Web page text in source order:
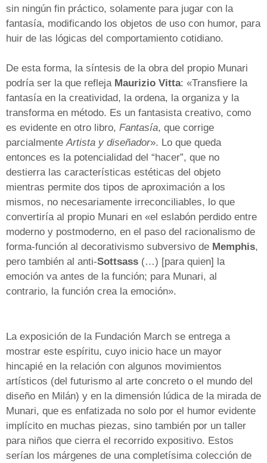
sin ningún fin práctico, solamente para jugar con la
fantasía, modificando los objetos de uso con humor, para
huir de las lógicas del comportamiento cotidiano.
De esta forma, la síntesis de la obra del propio Munari
podría ser la que refleja Maurizio Vitta: «Transfiere la
fantasía en la creatividad, la ordena, la organiza y la
transforma en método. Es un fantasista creativo, como
es evidente en otro libro, Fantasía, que corrige
parcialmenteArtista y diseñador». Lo que queda
entonces es la potencialidad del “hacer”, que no
destierra las características estéticas del objeto
mientras permite dos tipos de aproximación a los
mismos, no necesariamente irreconciliables, lo que
convertiría al propio Munari en «el eslabón perdido entre
moderno y postmoderno, en el paso del racionalismo de
forma-función al decorativismo subversivo de Memphis,
pero también al anti-Sottsass (…) [para quien] la
emoción va antes de la función; para Munari, al
contrario, la función crea la emoción».
La exposición de la Fundación March se entrega a
mostrar este espíritu, cuyo inicio hace un mayor
hincapié en la relación con algunos movimientos
artísticos (del futurismo al arte concreto o el mundo del
diseño en Milán) y en la dimensión lúdica de la mirada de
Munari, que es enfatizada no solo por el humor evidente
implícito en muchas piezas, sino también por un taller
para niños que cierra el recorrido expositivo. Estos
serían los márgenes de una completísima colección de